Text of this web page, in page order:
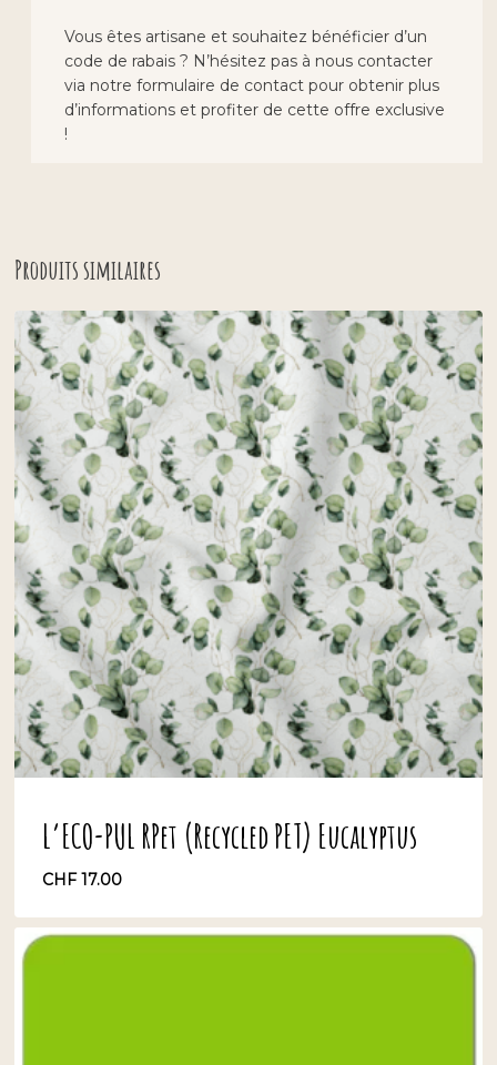
Vous êtes artisane et souhaitez bénéficier d’un
code de rabais ? N’hésitez pas à nous contacter
via notre formulaire de contact pour obtenir plus
d’informations et profiter de cette offre exclusive
!
Produits similaires
L’ECO-PUL RPet (Recycled PET) Eucalyptus
CHF17.00
CHF 17.00